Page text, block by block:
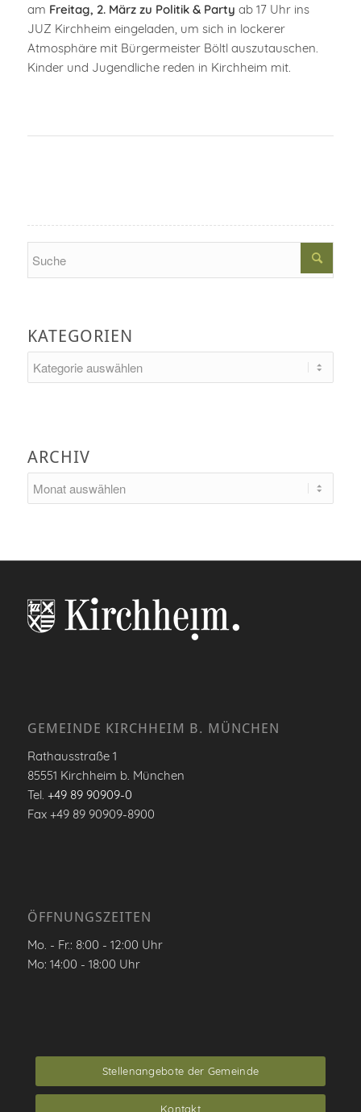
am Freitag, 2. März zu Politik & Party ab 17 Uhr ins
JUZ Kirchheim eingeladen, um sich in lockerer
Atmosphäre mit Bürgermeister Böltl auszutauschen.
Kinder und Jugendliche reden in Kirchheim mit.
KATEGORIEN
ARCHIV
GEMEINDE KIRCHHEIM B. MÜNCHEN
Rathausstraße 1
85551 Kirchheim b. München
Tel. +49 89 90909-0
Fax +49 89 90909-8900
ÖFFNUNGSZEITEN
Mo. - Fr.: 8:00 - 12:00 Uhr
Mo: 14:00 - 18:00 Uhr
Stellenangebote der Gemeinde
Kontakt